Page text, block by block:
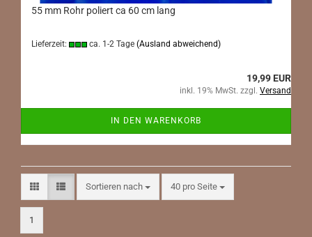
55 mm Rohr poliert ca 60 cm lang
Lieferzeit: ca. 1-2 Tage (Ausland abweichend)
19,99 EUR
inkl. 19% MwSt. zzgl. Versand
IN DEN WARENKORB
Sortieren nach
Sortieren nach 40 pro Seite
pro Seite
1